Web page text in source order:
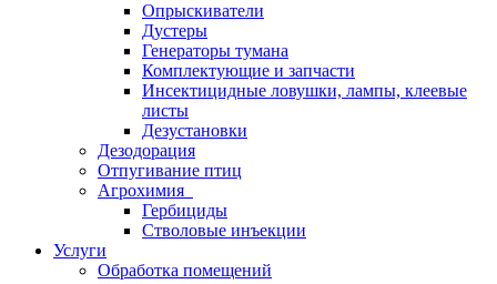
Опрыскиватели
Дустеры
Генераторы тумана
Комплектующие и запчасти
Инсектицидные ловушки, лампы, клеевые
листы
Дезустановки
Дезодорация
Отпугивание птиц
Агрохимия
Гербициды
Стволовые инъекции
Услуги
Обработка помещений